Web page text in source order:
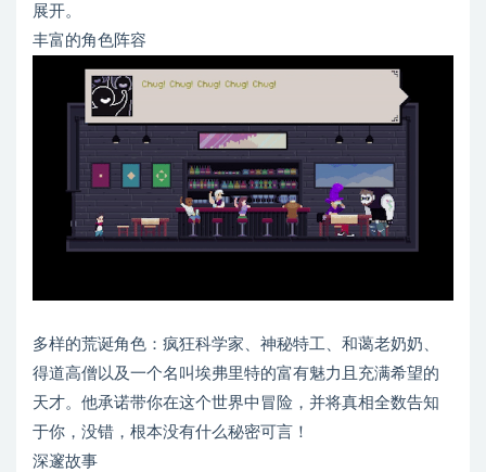
展开。
丰富的角色阵容
多样的荒诞角色：疯狂科学家、神秘特工、和蔼老奶奶、
得道高僧以及一个名叫埃弗里特的富有魅力且充满希望的
天才。他承诺带你在这个世界中冒险，并将真相全数告知
于你，没错，根本没有什么秘密可言！
深邃故事